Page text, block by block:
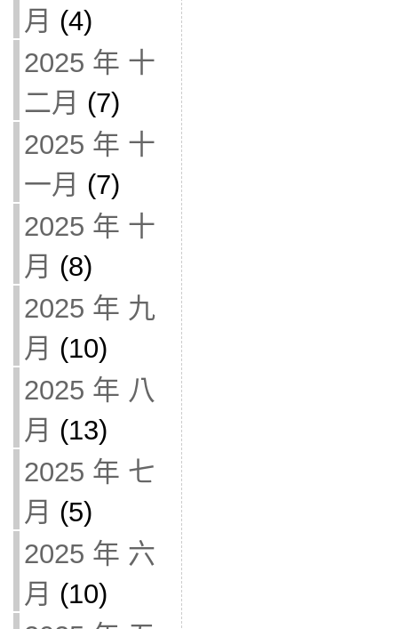
月 (4)
2025 年 十
二月 (7)
2025 年 十
一月 (7)
2025 年 十
月 (8)
2025 年 九
月 (10)
2025 年 八
月 (13)
2025 年 七
月 (5)
2025 年 六
月 (10)